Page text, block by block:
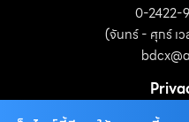
0-2422-
(จันทร์ - ศุกร์ เ